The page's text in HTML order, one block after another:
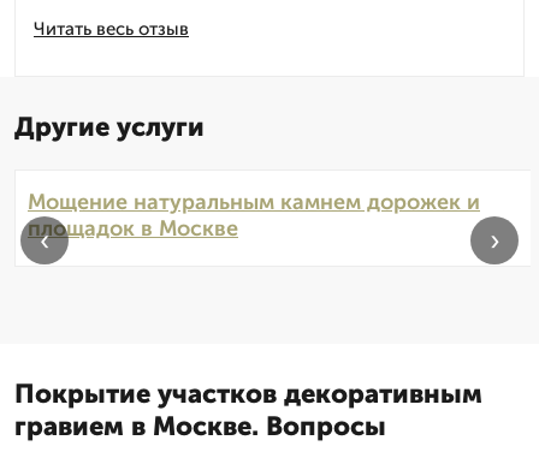
Читать весь отзыв
Другие услуги
Мощение натуральным камнем дорожек и
площадок в Москве
‹ ›
Покрытие участков декоративным
гравием в Москве. Вопросы